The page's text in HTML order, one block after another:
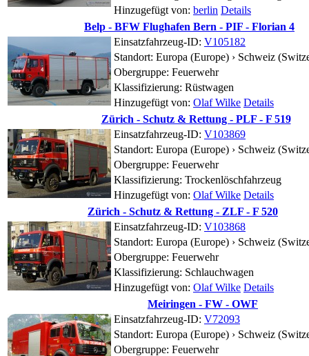
Hinzugefügt von: berlin Details
Belp - BFW Flughafen Bern - PIF - Florian 4
Einsatzfahrzeug-ID: V105182
Standort: Europa (Europe) › Schweiz
Obergruppe: Feuerwehr
Klassifizierung: Rüstwagen
Hinzugefügt von: Olaf Wilke Details
Zürich - Schutz & Rettung - PLF - F 519
Einsatzfahrzeug-ID: V103869
Standort: Europa (Europe) › Schweiz
Obergruppe: Feuerwehr
Klassifizierung: Trockenlöschfahrzeug
Hinzugefügt von: Olaf Wilke Details
Zürich - Schutz & Rettung - ZLF - F 520
Einsatzfahrzeug-ID: V103868
Standort: Europa (Europe) › Schweiz
Obergruppe: Feuerwehr
Klassifizierung: Schlauchwagen
Hinzugefügt von: Olaf Wilke Details
Meiringen - FW - OWF
Einsatzfahrzeug-ID: V72093
Standort: Europa (Europe) › Schweiz
Obergruppe: Feuerwehr